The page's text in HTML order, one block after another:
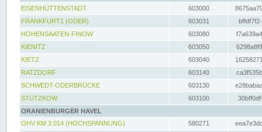
EISENHÜTTENSTADT
603000
FRANKFURT1 (ODER)
603031
HOHENSAATEN-FINOW
603080
KIENITZ
603050
KIETZ
603040
RATZDORF
603140
SCHWEDT-ODERBRÜCKE
603130
STÜTZKOW
603100
ORANIENBURGER HAVEL
OHV KM 3.014 (HOCHSPANNUNG)
580271